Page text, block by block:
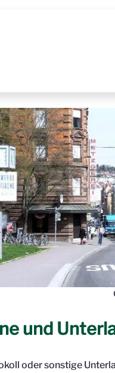
und
oder sonstige